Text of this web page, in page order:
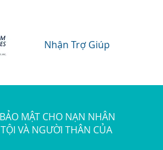
Nhận Trợ Giúp
MẬT CHO NẠN NHÂN
VÀ NGƯỜI THÂN CỦA